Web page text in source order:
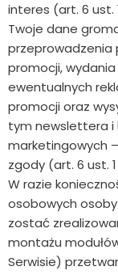
interes (art. 6 ust.
Twoje dane
przeprowadzenia
promocji,
ewentualnych
promocji oraz
tym newslettera i
marketingowych
zgody (art. 6 ust.
W razie
osobowych
zostać
montażu
Serwisie)